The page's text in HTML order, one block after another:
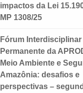
impactos da Lei
MP 1308/25
Fórum Interdisciplinar
Permanente da
Meio Ambiente e
Amazônia: desafios e
perspectivas –